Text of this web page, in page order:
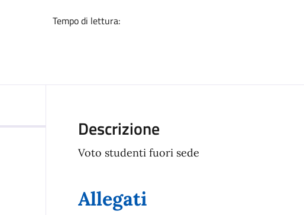
Tempo di lettura:
Descrizione
Voto studenti fuori sede
Allegati